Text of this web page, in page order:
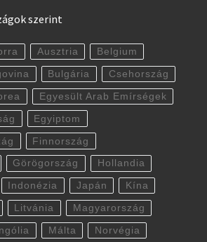
szerint
Ausztria Belgium
Bulgária Csehország
Egyesült Arab Emírségek
Egyiptom
Finnország
Görögország Hollandia
Indonézia Japán Kína
Litvánia Magyarország
Málta Norvégia